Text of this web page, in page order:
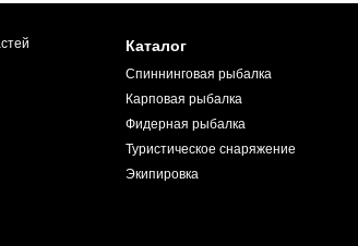
Каталог
Спиннинговая рыбалка
Карповая рыбалка
Фидерная рыбалка
Туристическое снаряжение
Экипировка